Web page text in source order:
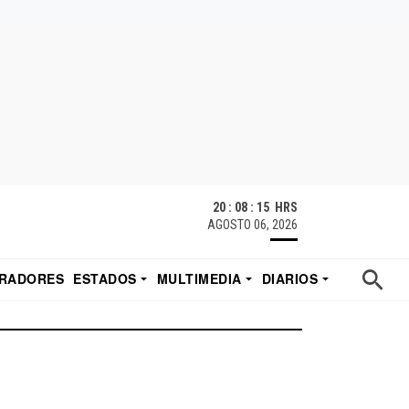
20 : 08 : 15 HRS
AGOSTO 06, 2026
ESTADOS MULTIMEDIA
DIARIOS